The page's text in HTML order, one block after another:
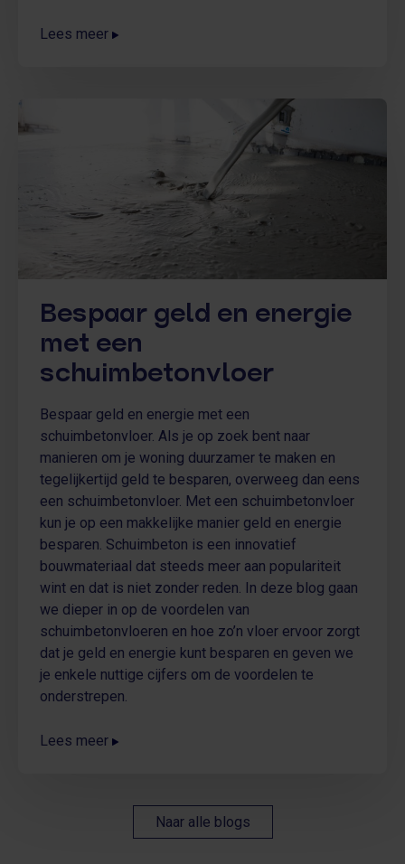
Lees meer
Bespaar geld en energie
met een
schuimbetonvloer
Bespaar geld en energie met een
schuimbetonvloer. Als je op zoek bent naar
manieren om je woning duurzamer te maken en
tegelijkertijd geld te besparen, overweeg dan eens
een schuimbetonvloer. Met een schuimbetonvloer
kun je op een makkelijke manier geld en energie
besparen. Schuimbeton is een innovatief
bouwmateriaal dat steeds meer aan populariteit
wint en dat is niet zonder reden. In deze blog gaan
we dieper in op de voordelen van
schuimbetonvloeren en hoe zo’n vloer ervoor zorgt
dat je geld en energie kunt besparen en geven we
je enkele nuttige cijfers om de voordelen te
onderstrepen.
Lees meer
Naar alle blogs